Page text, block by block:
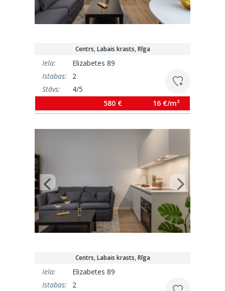
Centrs, Labais krasts, Rīga
Iela:
Elizabetes 89
Istabas:
2
Stāvs:
4/5
580 € 16 €/m²
Centrs, Labais krasts, Rīga
Iela:
Elizabetes 89
Istabas:
2